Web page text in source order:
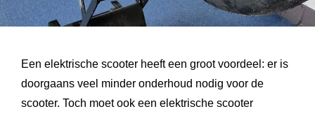
Een elektrische scooter heeft een groot voordeel: er is
doorgaans veel minder onderhoud nodig voor de
scooter. Toch moet ook een elektrische scooter